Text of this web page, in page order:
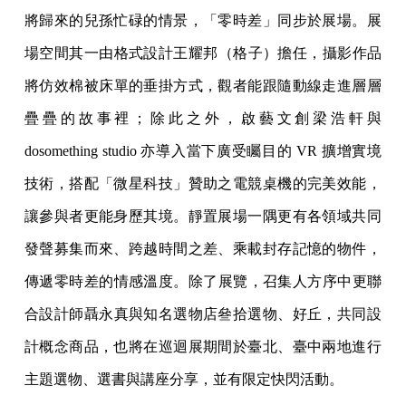
將歸來的兒孫忙碌的情景，「零時差」同步於展場。展
場空間其一由格式設計王耀邦（格子）擔任，攝影作品
將仿效棉被床單的垂掛方式，觀者能跟隨動線走進層層
疊疊的故事裡； 除此之外，啟藝文創梁浩軒與
dosomething studio 亦導入當下廣受矚目的 VR 擴增實境
技術，搭配「微星科技」贊助之電競桌機的完美效能，
讓參與者更能身歷其境。靜置展場一隅更有各領域共同
發聲募集而來、跨越時間之差、乘載封存記憶的物件，
傳遞零時差的情感溫度。除了展覽，召集人方序中更聯
合設計師聶永真與知名選物店叄拾選物、好丘，共同設
計概念商品，也將在巡迴展期間於臺北、臺中兩地進行
主題選物、選書與講座分享，並有限定快閃活動。